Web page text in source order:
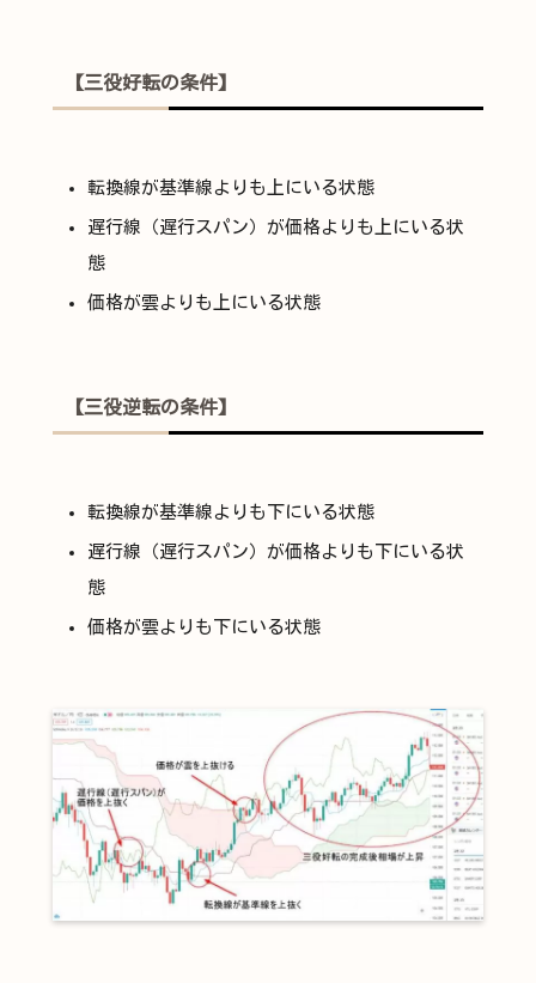
【三役好転の条件】
転換線が基準線よりも上にいる状態
遅行線（遅行スパン）が価格よりも上にいる状
態
価格が雲よりも上にいる状態
【三役逆転の条件】
転換線が基準線よりも下にいる状態
遅行線（遅行スパン）が価格よりも下にいる状
態
価格が雲よりも下にいる状態